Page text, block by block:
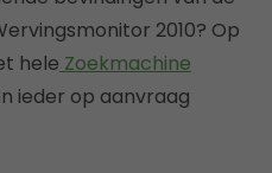
2010? Op
hele Zoekmachine
ieder op aanvraag